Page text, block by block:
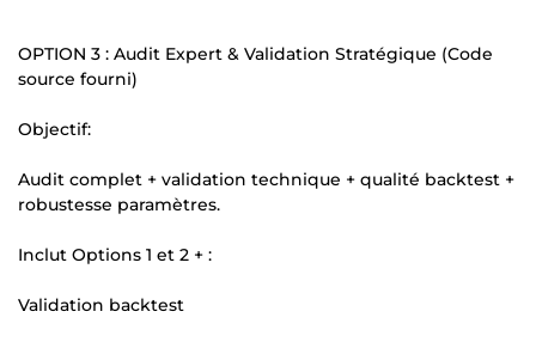
OPTION 3 : Audit Expert & Validation Stratégique (Code
source fourni)
Objectif:
Audit complet + validation technique + qualité backtest +
robustesse paramètres.
Inclut Options 1 et 2 + :
Validation backtest